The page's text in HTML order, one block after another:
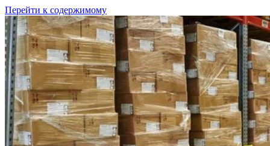
Перейти к содержимому